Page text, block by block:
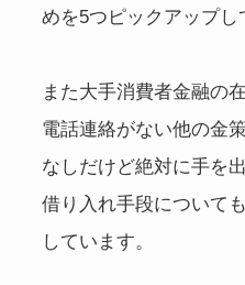
めを5つピックアップし
また大手消費者金融の
電話連絡がない他の金
なしだけど絶対に手を
借り入れ手段について
しています。